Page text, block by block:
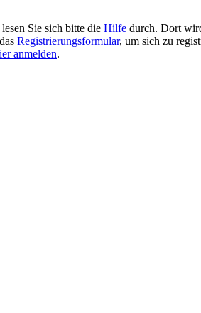
Sie sich bitte die Hilfe durch. Dort
Registrierungsformular, um sich zu
anmelden.